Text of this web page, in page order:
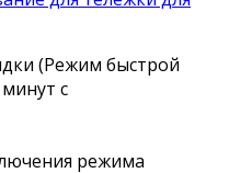
(Режим быстрой
с
режима